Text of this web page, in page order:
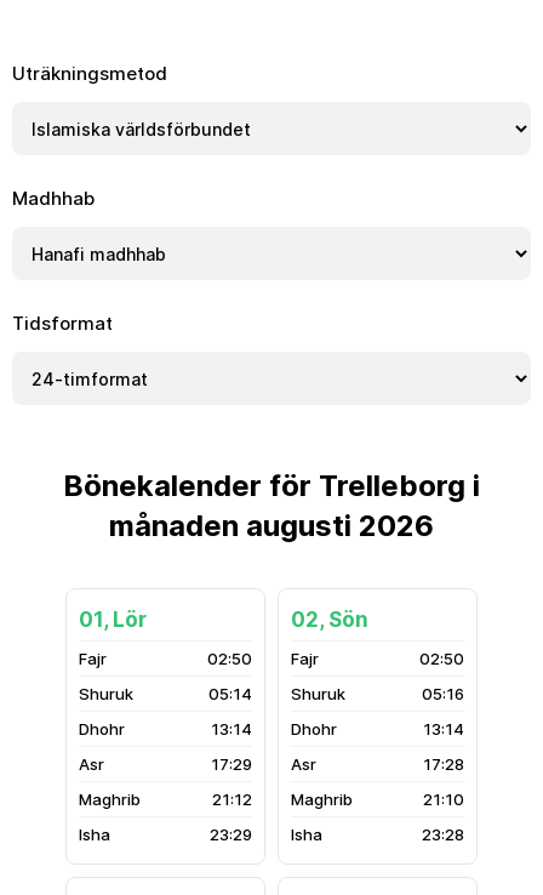
Uträkningsmetod
Madhhab
Tidsformat
Bönekalender för Trelleborg i
månaden augusti 2026
01, Lör
02:50
05:14
13:14
17:29
21:12
23:29
02, Sön
02:50
05:16
13:14
17:28
21:10
23:28